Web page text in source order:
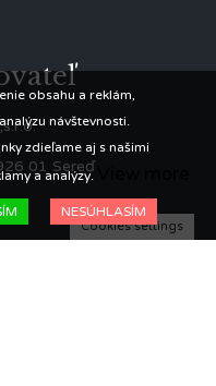
01 Sereď
obsahu a reklám,
návštevnosti.
zdieľame aj s našimi
a analýzy.
NESÚHLASÍM
Cookies settings